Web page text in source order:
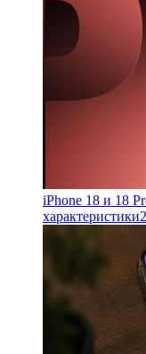
iPhone 18 и 18
характеристики